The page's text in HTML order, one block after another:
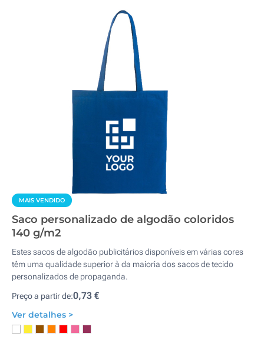
MAIS VENDIDO
Saco personalizado de algodão coloridos
140 g/m2
Estes sacos de algodão publicitários disponíveis em várias cores
têm uma qualidade superior à da maioria dos sacos de tecido
personalizados de propaganda.
Preço a partir de:0,73 €
Ver detalhes >